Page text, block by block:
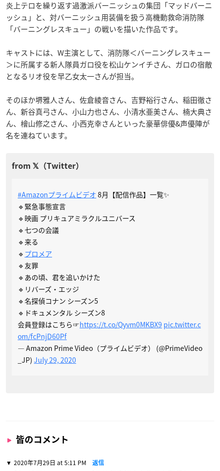
炎上テロを繰り返す過激派バーニッシュの集団「マッドバーニ
ッシュ」と、対バーニッシュ用装備を扱う高機動救命消防隊
「バーニングレスキュー」の戦いを描いた作品です。
キャストには、W主演として、消防隊＜バーニングレスキュー
＞に所属する新人隊員ガロ役を松山ケンイチさん、ガロの宿敵
となるリオ役を早乙女太一さんが担当。
そのほか堺雅人さん、佐倉綾音さん、吉野裕行さん、稲田徹さ
ん、新谷真弓さん、小山力也さん、小清水亜美さん、楠大典さ
ん、檜山修之さん、小西克幸さんといった豪華俳優&声優陣が
名を連ねています。
#Amazonプライムビデオ 8月【配信作品】一覧✨
🔹緊急事態宣言
🔹映画 プリキュアミラクルユニバース
🔹七つの会議
🔹来る
🔹 プロメア
🔹友罪
🔹あの頃、君を追いかけた
🔹リバーズ・エッジ
🔹名探偵コナン シーズン5
🔹ドキュメンタル シーズン8
会員登録はこちら☞https://t.co/Qyvm0MKBX9 pic.twitter.c
om/fcPnjD60Pf
— Amazon Prime Video（プライムビデオ） (@PrimeVideo
_JP) July 29, 2020
皆のコメント
2020年7月29日 at 5:11 PM 返信